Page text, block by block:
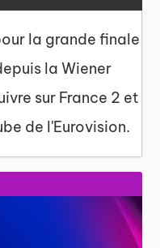
la grande finale
la Wiener
sur France 2 et
de l'Eurovision.